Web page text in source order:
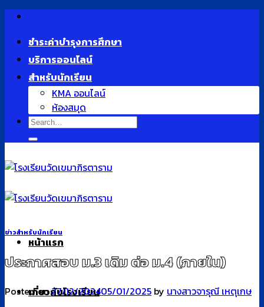
Skip
contentชำระค่าบำรุงการศึกษา
บริการออนไลน์
สำหรับนักเรียน
KMA ออนไลน์
ห้องสมุด
หน้าแรก
เกี่ยวกับโรงเรียน
ข่าวสำหรับนักเรียน
ประกาศสอบ ม.3 เดิม ต่อ ม.4 (ภายใน)
Posted on27/12/202405/01/2025 by นางสาวจารุณี เหตุเกษ